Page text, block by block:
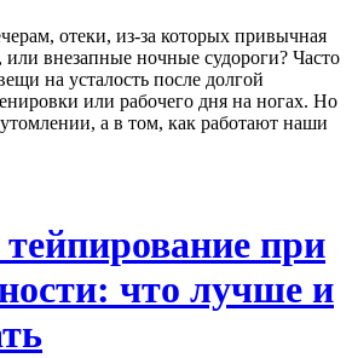
отеки, из-за которых привычная
или внезапные ночные судороги? Часто
на усталость после долгой
или рабочего дня на ногах. Но
а в том, как работают наши
при
что лучше и